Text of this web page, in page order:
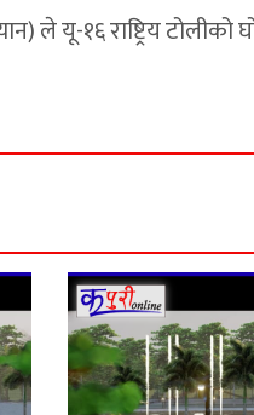
ले यू-१६ राष्ट्रिय टोलीको